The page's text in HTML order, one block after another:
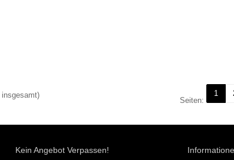
insgesamt)
Seiten:
1
Kein Angebot Verpassen!